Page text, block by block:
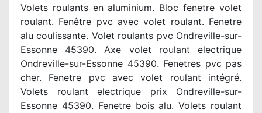
Volets roulants en aluminium. Bloc fenetre volet
roulant. Fenêtre pvc avec volet roulant. Fenetre
alu coulissante. Volet roulants pvc Ondreville-sur-
Essonne 45390. Axe volet roulant electrique
Ondreville-sur-Essonne 45390. Fenetres pvc pas
cher. Fenetre pvc avec volet roulant intégré.
Volets roulant electrique prix Ondreville-sur-
Essonne 45390. Fenetre bois alu. Volets roulant